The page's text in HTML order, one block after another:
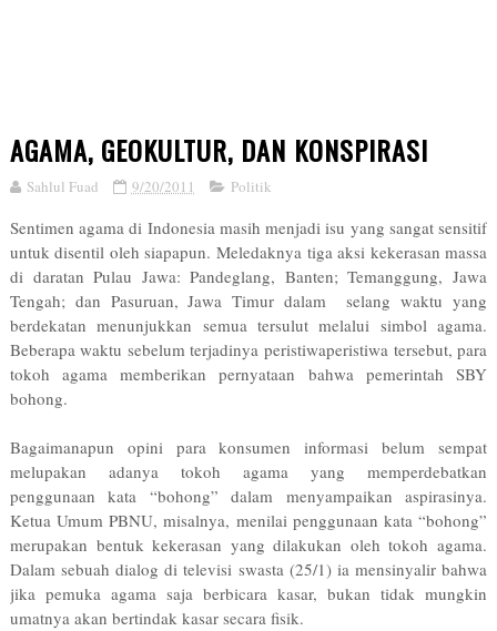
AGAMA, GEOKULTUR, DAN KONSPIRASI
Sahlul Fuad 9/20/2011 Politik
Sentimen agama di Indonesia masih menjadi isu yang sangat sensitif
untuk disentil oleh siapapun. Meledaknya tiga aksi kekerasan massa
di daratan Pulau Jawa: Pandeglang, Banten; Temanggung, Jawa
Tengah; dan Pasuruan, Jawa Timur dalam selang waktu yang
berdekatan menunjukkan semua tersulut melalui simbol agama.
Beberapa waktu sebelum terjadinya peristiwa­peristiwa tersebut, para
tokoh agama memberikan pernyataan bahwa pemerintah SBY
bohong.
Bagaimanapun opini para konsumen informasi belum sempat
melupakan adanya tokoh agama yang memperdebatkan
penggunaan kata “bohong” dalam menyampaikan aspirasinya.
Ketua Umum PBNU, misalnya, menilai penggunaan kata “bohong”
merupakan bentuk kekerasan yang dilakukan oleh tokoh agama.
Dalam sebuah dialog di televisi swasta (25/1) ia mensinyalir bahwa
jika pemuka agama saja berbicara kasar, bukan tidak mungkin
umatnya akan bertindak kasar secara fisik.